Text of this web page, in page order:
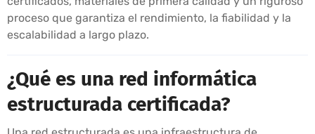
proceso que garantiza el rendimiento, la fiabilidad y la
escalabilidad a largo plazo.
¿Qué es una red informática
estructurada certificada?